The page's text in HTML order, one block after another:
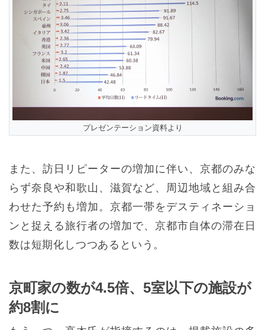
プレゼンテーション資料より
また、訪日リピーターの増加に伴い、京都のみな
らず奈良や和歌山、滋賀など、周辺地域と組み合
わせた予約も増加。京都一帯をデスティネーショ
ンと捉える旅行者の増加で、京都市自体の滞在日
数は短期化しつつあるという。
京町家の数が4.5倍、5室以下の施設が
約8割に